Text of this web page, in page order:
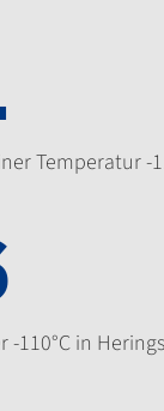
Temperatur -
110°C in